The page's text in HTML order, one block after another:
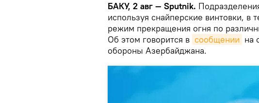
БАКУ, 2 авг — Sputnik.
используя снайперские винтовки, в
режим прекращения огня по
Об этом говорится в сообщении на
обороны Азербайджана.